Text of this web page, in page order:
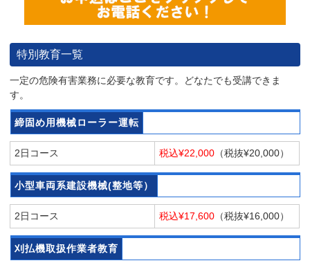
特別教育一覧
一定の危険有害業務に必要な教育です。どなたでも受講できま
す。
締固め用機械ローラー運転
2日コース 税込¥22,000 （税抜¥20,000）
小型車両系建設機械(整地等）
2日コース 税込¥17,600 （税抜¥16,000）
刈払機取扱作業者教育